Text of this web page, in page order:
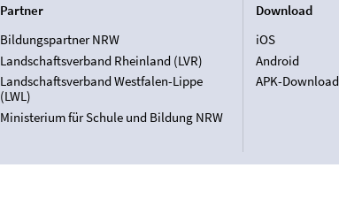
Partner
Bildungspartner NRW
Landschaftsverband Rheinland (LVR)
Landschaftsverband Westfalen-Lippe
(LWL)
Ministerium für Schule und Bildung NRW
Download
iOS
Android
APK-Download